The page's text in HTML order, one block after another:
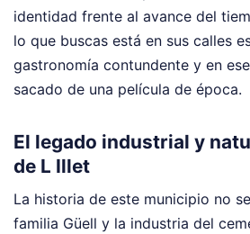
identidad frente al avance del
lo que buscas está en sus calles
gastronomía contundente y en
sacado de una película de época.
El legado industrial y
de L Illet
La historia de este municipio no
familia Güell y la industria del